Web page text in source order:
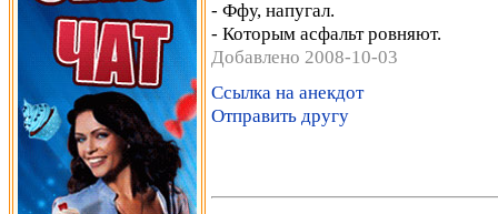
- Ффу, напугал.
- Которым асфальт ровняют.
Добавлено 2008-10-03
Ссылка на анекдот
Отправить другу